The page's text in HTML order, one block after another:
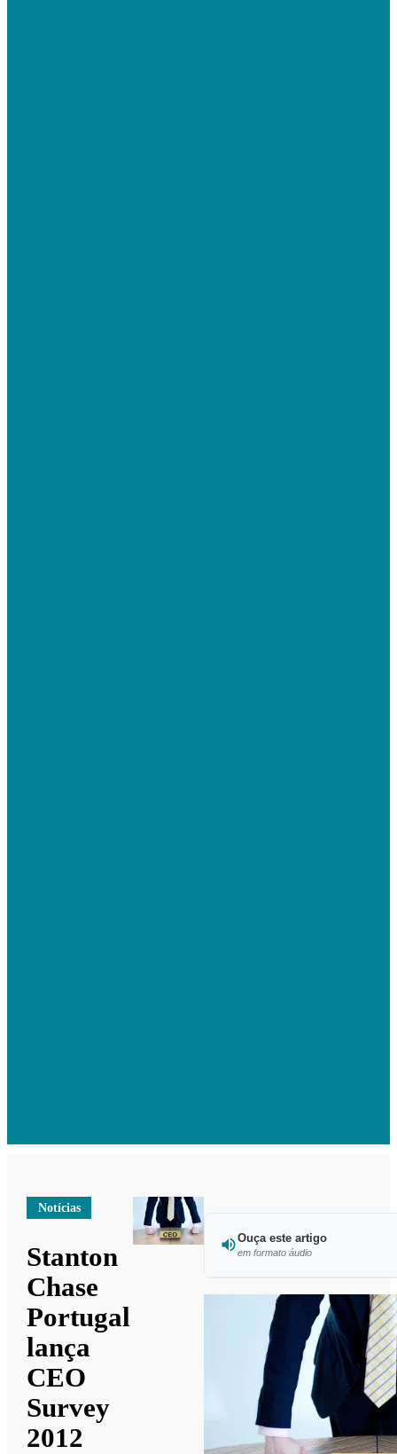
Notícias
Stanton
Chase
Portugal
lança
CEO
Survey
2012
Ouça este artigo
em formato áudio
Ouvir este